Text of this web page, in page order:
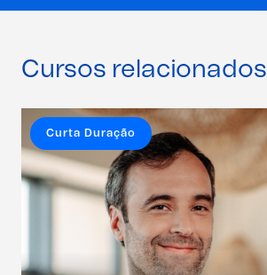
Cursos relacionados
Curta Duração